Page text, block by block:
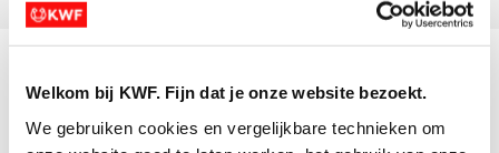
Welkom bij KWF. Fijn dat je onze website bezoekt.
We gebruiken cookies en vergelijkbare technieken om
Actiematerialen
Evenementen